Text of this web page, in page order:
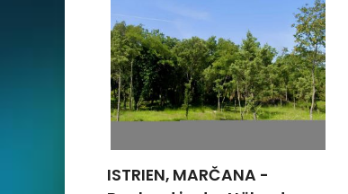
ZADAR, POLIČNIK -